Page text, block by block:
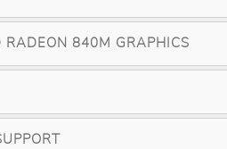
RADEON 840M GRAPHICS